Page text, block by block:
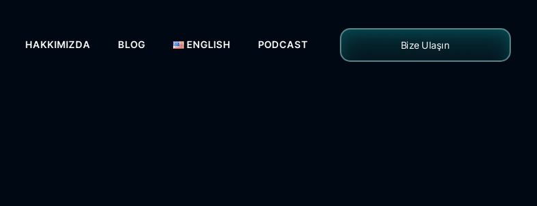
HAKKIMIZDA BLOG ENGLISH PODCAST Bize Ulaşın